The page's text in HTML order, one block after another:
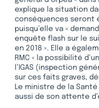
explique la situation
conséquences seront
puisqu’elle va «
enquête flash sur le
en 2018 ». Elle a
RMC « la possibilité
l’IGAS (inspection
sur ces faits graves,
Le ministre de la
aussi de son attente